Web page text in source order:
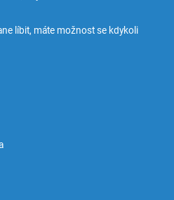
líbit, máte možnost se kdykoli